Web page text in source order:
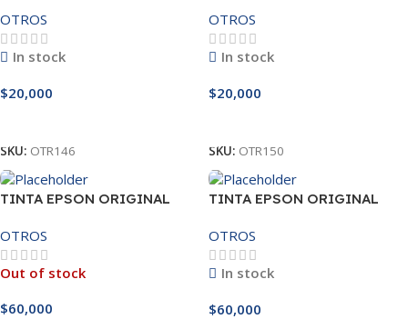
OTROS
In stock
$20,000
SKU: OTR146
OTROS
In stock
$20,000
SKU: OTR150
TINTA EPSON ORIGINAL
OTROS
Out of stock
$60,000
TINTA EPSON ORIGINAL
OTROS
In stock
$60,000